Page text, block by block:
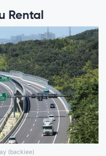
Rental
(backiee)